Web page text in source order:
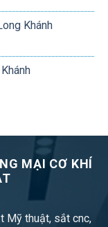
Khánh
MẠI CƠ KHÍ
Mỹ thuật, sắt cnc,